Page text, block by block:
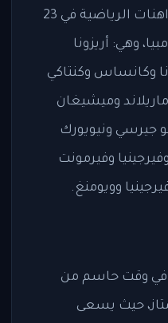
تتوفر منصة دراف كينغز للمراهنات الرياضية في 23
وهي: أريزونا
وكانساس وكنتاكي
وميشيغان
جيرسي ونيويورك
وفيرمونت
وويومنغ.
في وقت حاسم من
حيث يسعى